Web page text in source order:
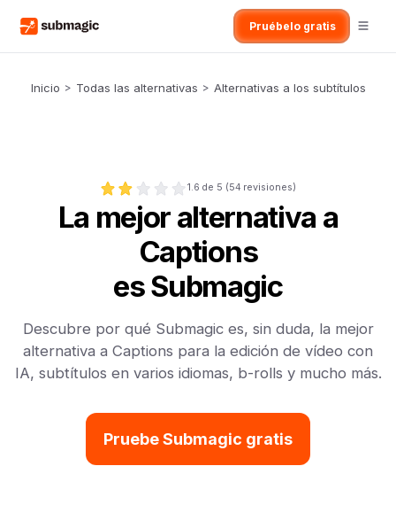
Pruébelo gratis
Inicio > Todas las alternativas > Alternativas a los subtítulos
1.6 de 5 (54 revisiones)
La mejor alternativa a
Captions
es Submagic
Descubre por qué Submagic es, sin duda, la mejor
alternativa a Captions para la edición de vídeo con
IA, subtítulos en varios idiomas, b-rolls y mucho más.
Pruebe Submagic gratis